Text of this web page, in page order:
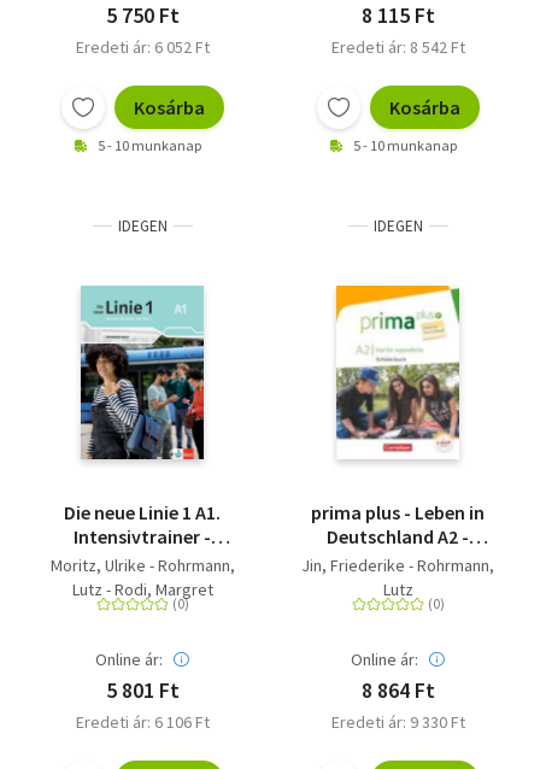
5 750 Ft
Eredeti ár: 6 052 Ft
Kosárba
5 - 10 munkanap
8 115 Ft
Eredeti ár: 8 542 Ft
Kosárba
5 - 10 munkanap
IDEGEN
Die neue Linie 1 A1.
Intensivtrainer -
Deutsch für Alltag und
Beruf
Moritz, Ulrike - Rohrmann,
Lutz - Rodi, Margret
Online ár:
5 801 Ft
Eredeti ár: 6 106 Ft
IDEGEN
prima plus - Leben in
Deutschland A2 -
Schülerbuch mit
Audios online
Jin, Friederike - Rohrmann,
Lutz
Online ár:
8 864 Ft
Eredeti ár: 9 330 Ft